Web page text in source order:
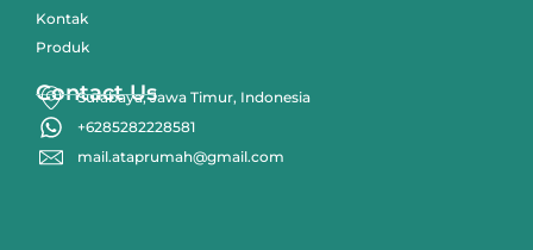
Kontak
Produk
Contact Us
Surabaya, Jawa Timur, Indonesia
+6285282228581
mail.ataprumah@gmail.com